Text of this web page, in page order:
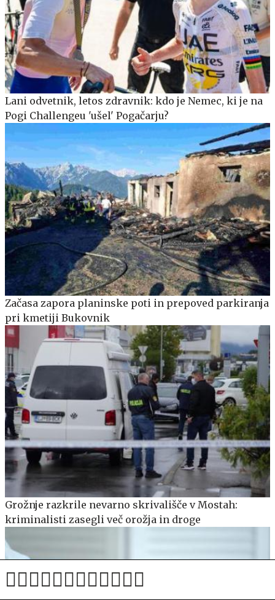
Lani odvetnik, letos zdravnik: kdo je Nemec, ki je na
Pogi Challengeu 'ušel' Pogačarju?
Začasa zapora planinske poti in prepoved parkiranja
pri kmetiji Bukovnik
Grožnje razkrile nevarno skrivališče v Mostah:
kriminalisti zasegli več orožja in droge